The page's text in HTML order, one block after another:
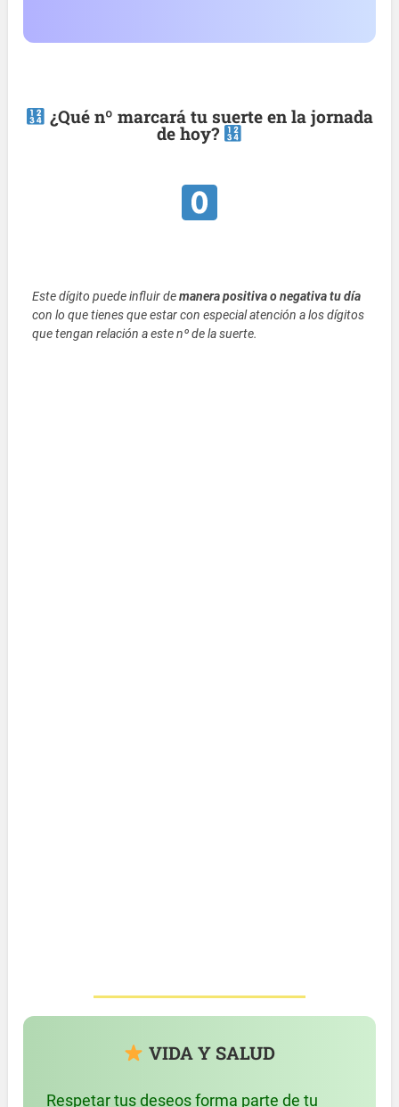
¿Qué nº marcará tu suerte en la jornada
de hoy?
Este dígito puede influir demanera positiva o negativa tu día
con lo que tienes que estar con especial atención a los dígitos
que tengan relación a este nº de la suerte.
VIDA Y SALUD
Respetar tus deseos forma parte de tu